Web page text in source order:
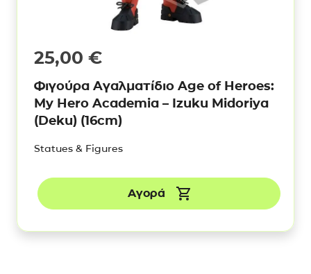
25,00 €
Φιγούρα Αγαλματίδιο Age of Heroes:
My Hero Academia – Izuku Midoriya
(Deku) (16cm)
Statues & Figures
Αγορά